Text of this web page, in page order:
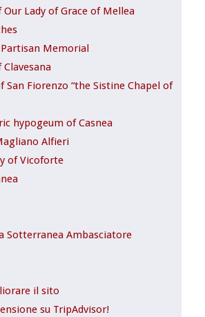
Our Lady of Grace of Mellea
Memorial
San Fiorenzo “the Sistine Chapel of
hypogeum of Casnea
Alfieri
of Vicoforte
Sotterranea Ambasciatore
il sito
su TripAdvisor!